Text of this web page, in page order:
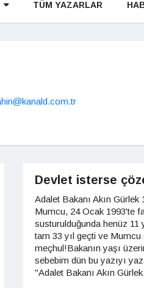
TÜM YAZARLAR
Devlet isterse
Adalet Bakanı Akın
Mumcu, 24 Ocak 1993'te
susturulduğunda henüz 11
tam 33 yıl geçti ve Mumcu
meçhul!Bakanın yaşı
sebebim dün bu yazıyı
"Adalet Bakanı Akın